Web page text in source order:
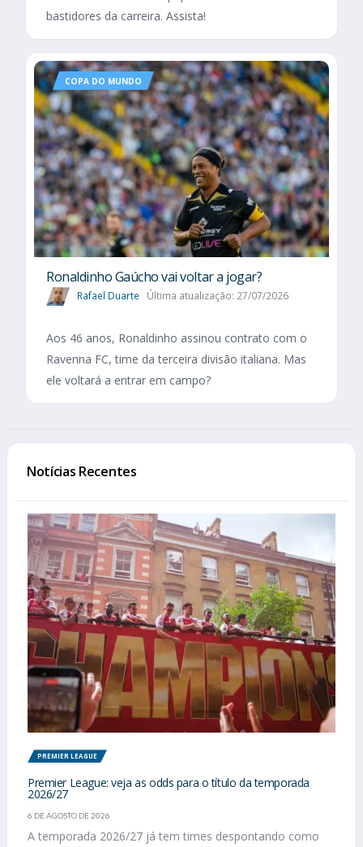
bastidores da carreira. Assista!
COPA DO MUNDO
Ronaldinho Gaúcho vai voltar a jogar?
Rafael Duarte Última atualização: 27/07/2026
Aos 46 anos, Ronaldinho assinou contrato com o
Ravenna FC, time da terceira divisão italiana. Mas
ele voltará a entrar em campo?
Notícias Recentes
PREMIER LEAGUE
Premier League: veja as odds para o título da temporada
2026/27
6 DE AGOSTO DE 2026
A temporada 2026/27 já tem times despontando como